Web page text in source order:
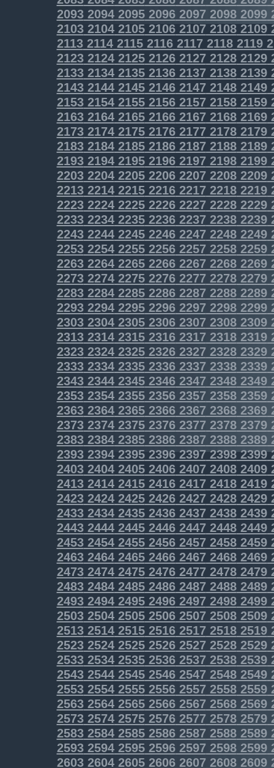
20932094209520962097 20982099
2103210421052106210721082109
2113211421152116211721182119
2123212421252126212721282129
2133213421352136213721382139
2143214421452146214721482149
2153215421552156215721582159
2163216421652166216721682169
2173217421752176217721782179
2183218421852186218721882189
2193219421952196219721982199
2203220422052206220722082209
2213221422152216221722182219
2223222422252226222722282229
2233223422352236223722382239
2243224422452246224722482249
2253225422552256225722582259
22632264226522662267 22682269
2273227422752276227722782279
22832284228522862287 22882289
22932294229522962297 22982299
23032304230523062307 23082309
2313231423152316231723182319
23232324232523262327 23282329
23332334233523362337 23382339
23432344234523462347 23482349
23532354235523562357 23582359
23632364236523662367 23682369
23732374237523762377 23782379
23832384238523862387 23882389
2393239423952396239723982399
2403240424052406240724082409
2413241424152416241724182419
2423242424252426242724282429
2433243424352436243724382439
2443244424452446244724482449
2453245424552456245724582459
2463246424652466246724682469
2473247424752476247724782479
2483248424852486248724882489
2493249424952496249724982499
2503250425052506250725082509
2513251425152516251725182519
2523252425252526252725282529
2533253425352536253725382539
2543254425452546254725482549
2553255425552556255725582559
25632564256525662567 25682569
25732574257525762577 25782579
25832584258525862587 25882589
2593259425952596259725982599
2603260426052606260726082609